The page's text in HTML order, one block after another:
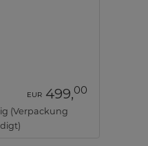
EUR 499,00
(Verpackung